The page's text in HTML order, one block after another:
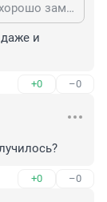
Так таланты на второй фотографии хорошо заметны...
и
+0 –0
+0 –0